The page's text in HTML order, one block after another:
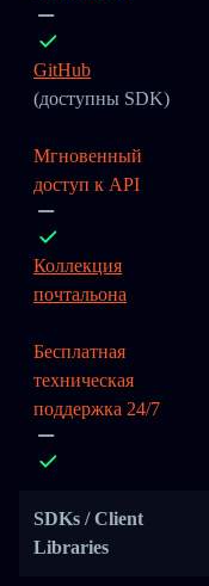
GitHub
(доступны SDK)
Мгновенный
доступ к API
Коллекция
почтальона
Бесплатная
техническая
поддержка 24/7
SDKs / Client
Libraries